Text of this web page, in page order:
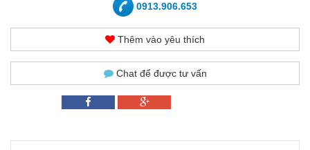
0913.906.653
Thêm vào yêu thích
Chat để được tư vấn